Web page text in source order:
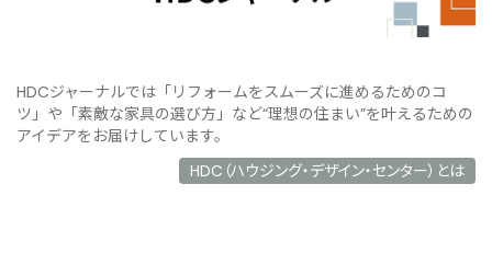
HDCジャーナルでは「リフォームをスムーズに進めるためのコ
ツ」や「素敵な家具の選び方」など“理想の住まい”を叶えるための
アイデアをお届けしています。
HDC（ハウジング・デザイン・センター）とは